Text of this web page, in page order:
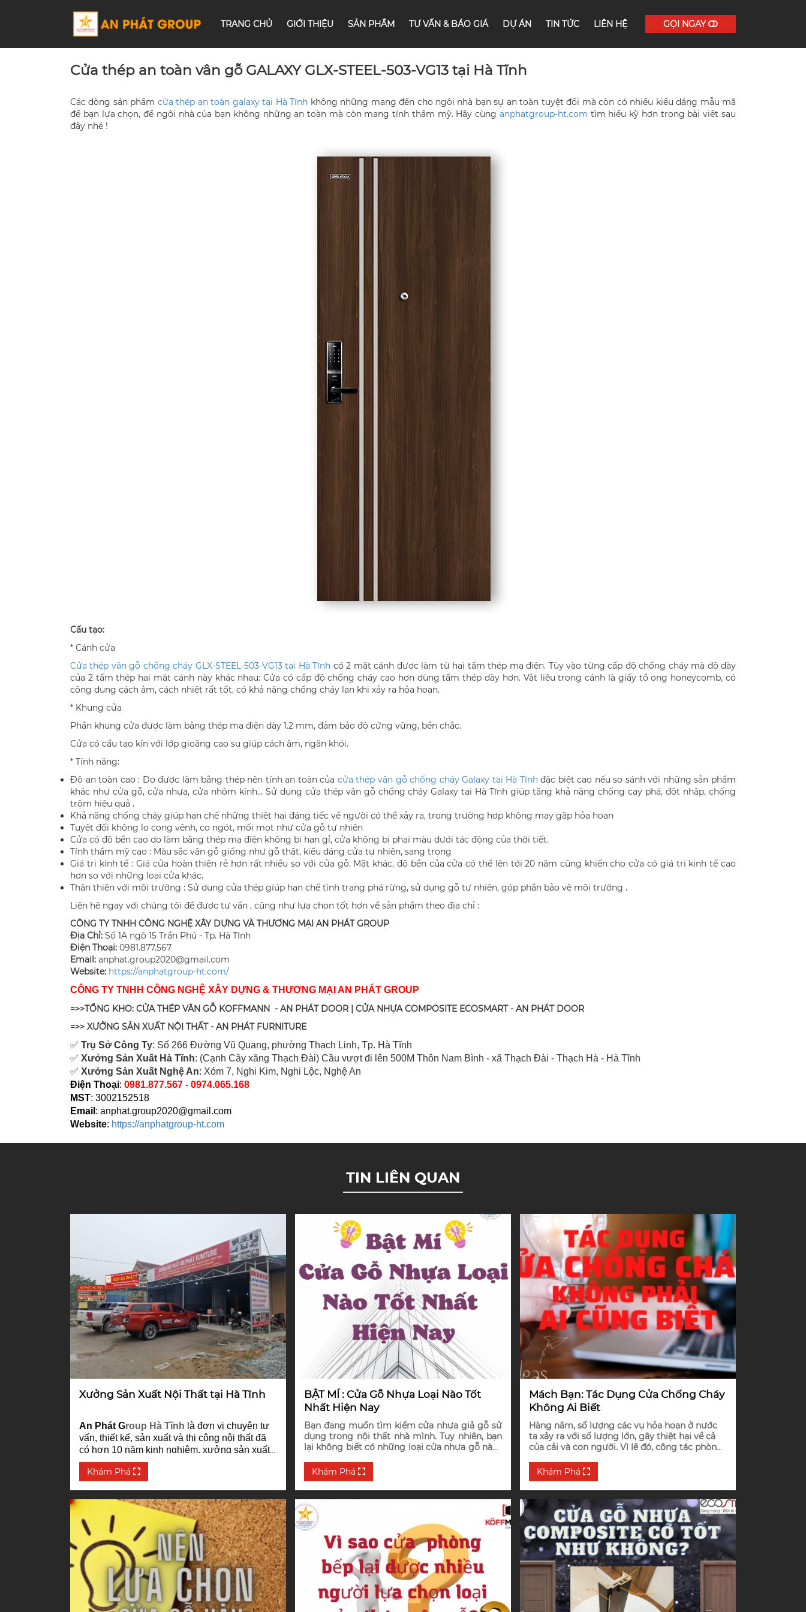
TRANG CHỦ GIỚI THIỆU SẢN PHẨM TƯ VẤN & BÁO GIÁ DỰ ÁN TIN TỨC LIÊN HỆ GỌI NGAY
Cửa thép an toàn vân gỗ GALAXY GLX-STEEL-503-VG13 tại Hà Tĩnh
Các dòng sản phẩm cửa thép an toàn galaxy tại Hà Tĩnh không những mang đến cho ngôi nhà bạn sự an toàn tuyệt đối mà còn có nhiều kiểu dáng mẫu mã
để bạn lựa chọn, để ngôi nhà của bạn không những an toàn mà còn mang tính thẩm mỹ. Hãy cùng anphatgroup-ht.com tìm hiểu kỹ hơn trong bài viết sau
đây nhé !
Cấu tạo:
* Cánh cửa
Cửa thép vân gỗ chống cháy GLX-STEEL-503-VG13 tại Hà Tĩnh có 2 mặt cánh được làm từ hai tấm thép mạ điện. Tùy vào từng cấp độ chống cháy mà độ dày
của 2 tấm thép hai mặt cánh này khác nhau: Cửa có cấp độ chống cháy cao hơn dùng tấm thép dày hơn. Vật liệu trong cánh là giấy tổ ong honeycomb, có
công dụng cách âm, cách nhiệt rất tốt, có khả năng chống cháy lan khi xảy ra hỏa hoạn.
* Khung cửa
Phần khung cửa được làm bằng thép mạ điện dày 1.2 mm, đảm bảo độ cứng vững, bền chắc.
Cửa có cấu tạo kín với lớp gioăng cao su giúp cách âm, ngăn khói.
* Tính năng:
Độ an toàn cao : Do được làm bằng thép nên tính an toàn của cửa thép vân gỗ chống cháy Galaxy tại Hà Tĩnhđặc biệt cao nếu so sánh với những sản phẩm
khác như cửa gỗ, cửa nhựa, cửa nhôm kính… Sử dụng cửa thép vân gỗ chống cháy Galaxy tại Hà Tĩnh giúp tăng khả năng chống cạy phá, đột nhập, chống
trộm hiệu quả .
Khả năng chống cháy giúp hạn chế những thiệt hại đáng tiếc về người có thể xảy ra, trong trường hợp không may gặp hỏa hoạn
Tuyệt đối không lo cong vênh, co ngót, mối mọt như cửa gỗ tự nhiên
Cửa có độ bền cao do làm bằng thép mạ điện không bị han gỉ, cửa không bị phai màu dưới tác động của thời tiết.
Tính thẩm mỹ cao : Màu sắc vân gỗ giống như gỗ thật, kiểu dáng cửa tự nhiên, sang trọng
Giá trị kinh tế : Giá cửa hoàn thiện rẻ hơn rất nhiều so với cửa gỗ. Mặt khác, độ bền của cửa có thể lên tới 20 năm cũng khiến cho cửa có giá trị kinh tế cao
hơn so với những loại cửa khác.
Thân thiện với môi trường : Sử dụng cửa thép giúp hạn chế tình trạng phá rừng, sử dụng gỗ tự nhiên, góp phần bảo vệ môi trường .
​Liên hệ ngay với chúng tôi để được tư vấn , cũng như lựa chọn tốt hơn về sản phẩm theo địa chỉ :
CÔNG TY TNHH CÔNG NGHỆ XÂY DỰNG VÀ THƯƠNG MẠI AN PHÁT GROUP
Địa Chỉ: Số 1A ngõ 15 Trần Phú - Tp. Hà Tĩnh
Điện Thoại: 0981.877.567
Email: anphat.group2020@gmail.com
​Website: https://anphatgroup-ht.com/
CÔNG TY TNHH CÔNG NGHỆ XÂY DỰNG & THƯƠNG MẠI AN PHÁT GROUP
=>>TỔNG KHO: CỬA THÉP VÂN GỖ KOFFMANN - AN PHÁT DOOR | CỬA NHỰA COMPOSITE ECOSMART - AN PHÁT DOOR
=>> XƯỞNG SẢN XUẤT NỘI THẤT - AN PHÁT FURNITURE
✅ Trụ Sở Công Ty: Số 266 Đường Vũ Quang, phường Thạch Linh, Tp. Hà Tĩnh
✅ Xưởng Sản Xuất Hà Tĩnh: (Cạnh Cây xăng Thạch Đài) Cầu vượt đi lên 500M Thôn Nam Bình - xã Thạch Đài - Thạch Hà - Hà Tĩnh
✅ Xưởng Sản Xuất Nghệ An: Xóm 7, Nghi Kim, Nghi Lộc, Nghệ An
Điện Thoại: 0981.877.567 - 0974.065.168
MST: 3002152518
Email : anphat.group2020@gmail.com
Website: https://anphatgroup-ht.com
TIN LIÊN QUAN
Xưởng Sản Xuất Nội Thất tại Hà Tĩnh
An Phát Group Hà Tĩnh là đơn vị chuyên tư
vấn, thiết kế, sản xuất và thi công nội thất đã
có hơn 10 năm kinh nghiệm, xưởng sản xuất
nội thấtAn Phát Group Hà Tĩnh
bị hệ thống máy móc hiện đại có diện tích
mong muốn của khách hàng.
Khám Phá
BẬT MÍ : Cửa Gỗ Nhựa Loại Nào Tốt
Nhất Hiện Nay
Bạn đang muốn tìm kiếm cửa nhựa giả gỗ sử
dụng trong nội thất nhà mình. Tuy nhiên, bạn
lại không biết có những loại cửa nhựa gỗ nào?
Khám Phá
Mách Bạn: Tác Dụng Cửa Chống Cháy
Không Ai Biết
Hàng năm, số lượng các vụ hỏa hoạn ở nước
ta xảy ra với số lượng lớn, gây thiệt hại về cả
của cải và con người. Vì lẽ đó, công tác phòng
với sự quan tâm của toàn xã hội.
Khám Phá